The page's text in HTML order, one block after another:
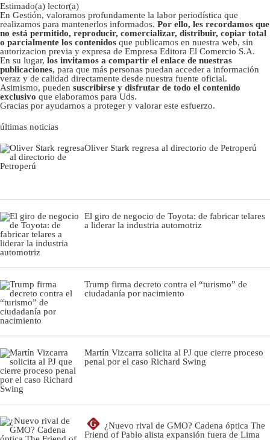
Estimado(a) lector(a)
En Gestión, valoramos profundamente la labor periodística que
realizamos para mantenerlos informados. Por ello, les recordamos que
no está permitido, reproducir, comercializar, distribuir, copiar total
o parcialmente los contenidos que publicamos en nuestra web, sin
autorizacion previa y expresa de Empresa Editora El Comercio S.A.
En su lugar, los invitamos a compartir el enlace de nuestras
publicaciones, para que más personas puedan acceder a información
veraz y de calidad directamente desde nuestra fuente oficial.
Asimismo, pueden suscribirse y disfrutar de todo el contenido
exclusivo que elaboramos para Uds.
Gracias por ayudarnos a proteger y valorar este esfuerzo.
últimas noticias
Oliver Stark regresa al directorio de Petroperú
El giro de negocio de Toyota: de fabricar telares
a liderar la industria automotriz
Trump firma decreto contra el “turismo” de
ciudadanía por nacimiento
Martín Vizcarra solicita al PJ que cierre proceso
penal por el caso Richard Swing
G
¿Nuevo rival de GMO? Cadena óptica The
Friend of Pablo alista expansión fuera de Lima